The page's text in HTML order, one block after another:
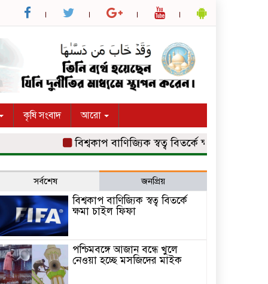
কৃষি সংবাদ আরো
বিশ্বকাপ বাণিজ্যিক স্বত্ব বিতর্কে ক্ষমা চাইল ফিফা
সর্বশেষ জনপ্রিয়
বিশ্বকাপ বাণিজ্যিক স্বত্ব বিতর্কে
ক্ষমা চাইল ফিফা
পশ্চিমবঙ্গে আজান বন্ধে খুলে
নেওয়া হচ্ছে মসজিদের মাইক